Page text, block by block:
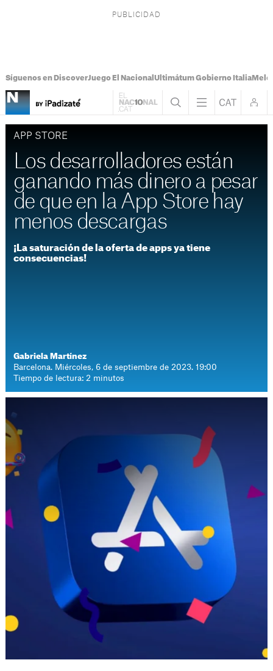
Síguenos en DiscoverJuego El Nacional Ultimátum Gobierno Italia
APP STORE
Los desarrolladores están
ganando más dinero a pesar
de que en la App Store hay
menos descargas
¡La saturación de la oferta de apps ya tiene
consecuencias!
Gabriela Martínez
Barcelona. Miércoles, 6 de septiembre de 2023. 19:00
Tiempo de lectura: 2 minutos